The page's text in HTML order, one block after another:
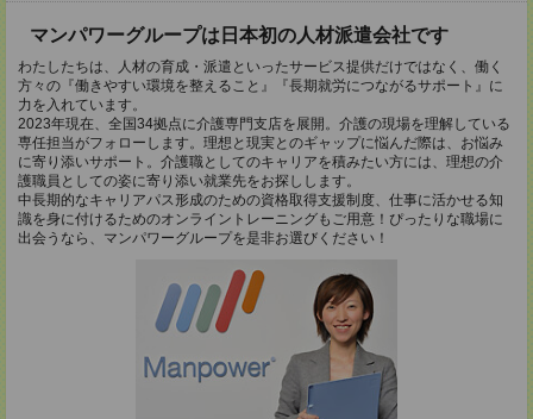
マンパワーグループは日本初の人材派遣会社です
わたしたちは、人材の育成・派遣といったサービス提供だけではなく、働く
方々の『働きやすい環境を整えること』『長期就労につながるサポート』に
力を入れています。
2023年現在、全国34拠点に介護専門支店を展開。介護の現場を理解している
専任担当がフォローします。理想と現実とのギャップに悩んだ際は、お悩み
に寄り添いサポート。介護職としてのキャリアを積みたい方には、理想の介
護職員としての姿に寄り添い就業先をお探しします。
中長期的なキャリアパス形成のための資格取得支援制度、仕事に活かせる知
識を身に付けるためのオンライントレーニングもご用意！ぴったりな職場に
出会うなら、マンパワーグループを是非お選びください！